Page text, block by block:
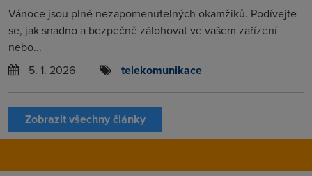
Vánoce jsou plné nezapomenutelných okamžiků. Podívejte
se, jak snadno a bezpečně zálohovat ve vašem zařízení
nebo...
5. 1. 2026
telekomunikace
Zobrazit všechny články